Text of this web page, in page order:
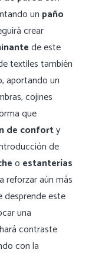
un paño
crear
de este
textiles también
aportando un
cojines
que
de conforty
de
o estanterías
reforzar aún más
desprende este
una
contraste
con la